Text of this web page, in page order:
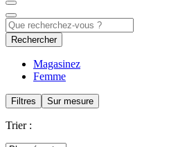
Rechercher
Magasinez
Femme
Filtres Sur mesure
Trier :